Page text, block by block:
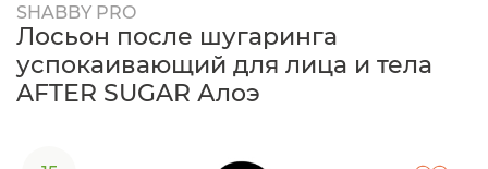
SHABBY PRO
Лосьон после шугаринга
успокаивающий для лица и тела
AFTER SUGAR Алоэ